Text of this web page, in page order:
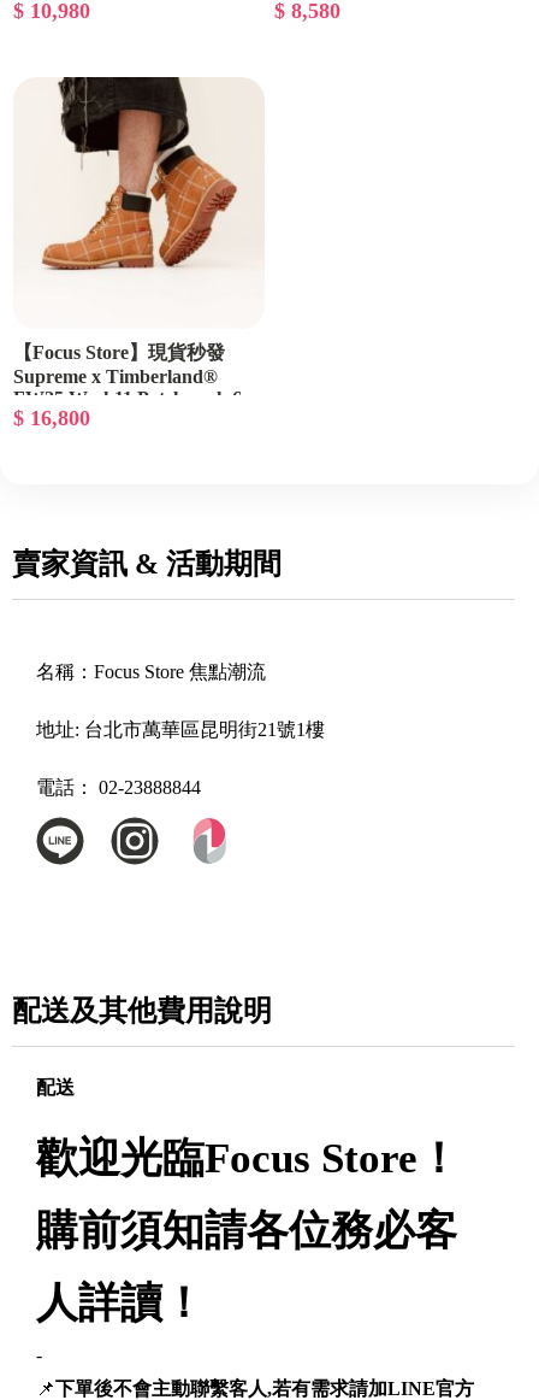
"White Cheetah Print" 豹紋
$ 10,980
2025年新款 CU9225-002 /
$ 8,580
【Focus Store】現貨秒發
Supreme x Timberland®
FW25 Week11 Patchwork 6
Premium Waterproof Boot 聯
$ 16,800
賣家資訊 & 活動期間
名稱： Focus Store 焦點潮流
地址: 台北市萬華區昆明街21號1樓
電話： 02-23888844
配送及其他費用說明
配送
歡迎光臨Focus Store！
購前須知請各位務必客
人詳讀！
-
📌下單後不會主動聯繫客人,若有需求請加LINE官方